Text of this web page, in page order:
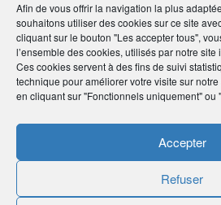
Afin de vous offrir la navigation la plus
souhaitons utiliser des cookies sur ce site
cliquant sur le bouton "Les accepter tous",
l’ensemble des cookies, utilisés par notre site
Ces cookies servent à des fins de suivi
technique pour améliorer votre visite sur
en cliquant sur "Fonctionnels uniquement" ou
Accepter
Refuser
Publié le :10 novembre 2020
Noter
Imprimer
Partager